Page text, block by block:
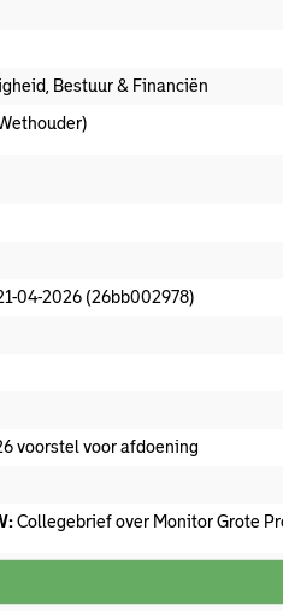
Bestuur & Financiën
aanwezig
04-2026 (26bb002978)
voorstel voor afdoening
Collegebrief over Monitor Grote